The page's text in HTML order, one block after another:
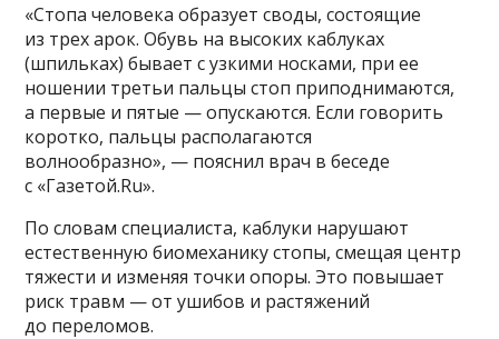
«Стопа человека образует своды, состоящие
из трех арок. Обувь на высоких каблуках
(шпильках) бывает с узкими носками, при ее
ношении третьи пальцы стоп приподнимаются,
а первые и пятые — опускаются. Если говорить
коротко, пальцы располагаются
волнообразно», — пояснил врач в беседе
с «Газетой.Ru».
По словам специалиста, каблуки нарушают
естественную биомеханику стопы, смещая центр
тяжести и изменяя точки опоры. Это повышает
риск травм — от ушибов и растяжений
до переломов.